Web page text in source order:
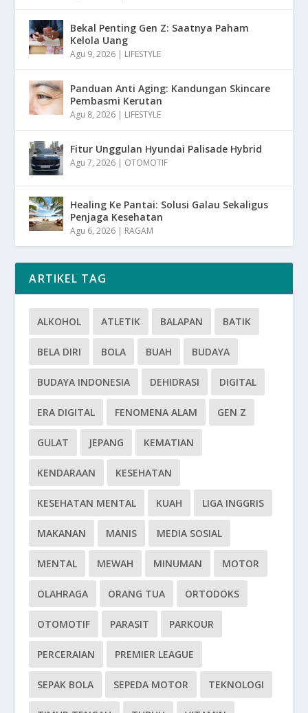
Bekal Penting Gen Z: Saatnya Paham
Kelola Uang
Agu 9, 2026 | LIFESTYLE
Panduan Anti Aging: Kandungan Skincare
Pembasmi Kerutan
Agu 8, 2026 | LIFESTYLE
Fitur Unggulan Hyundai Palisade Hybrid
Agu 7, 2026 | OTOMOTIF
Healing Ke Pantai: Solusi Galau Sekaligus
Penjaga Kesehatan
Agu 6, 2026 | RAGAM
ARTIKEL TAG
ALKOHOL ATLETIK BALAPAN BATIK
BELA DIRI BOLA BUAH BUDAYA
BUDAYA INDONESIA DEHIDRASI DIGITAL
ERA DIGITAL FENOMENA ALAM GEN Z
GULAT JEPANG KEMATIAN
KENDARAAN KESEHATAN
KESEHATAN MENTAL KUAH LIGA INGGRIS
MAKANAN MANIS MEDIA SOSIAL
MENTAL MEWAH MINUMAN MOTOR
OLAHRAGA ORANG TUA ORTODOKS
OTOMOTIF PARASIT PARKOUR
PERCERAIAN PREMIER LEAGUE
SEPAK BOLA SEPEDA MOTOR TEKNOLOGI